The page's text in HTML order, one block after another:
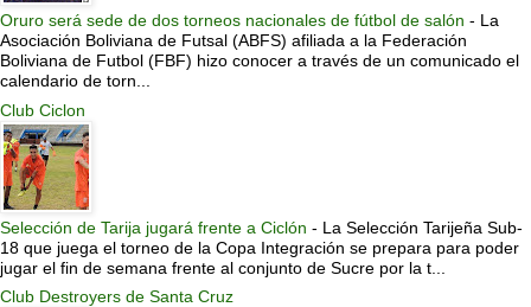
Oruro será sede de dos torneos nacionales de fútbol de salón - La
Asociación Boliviana de Futsal (ABFS) afiliada a la Federación
Boliviana de Futbol (FBF) hizo conocer a través de un comunicado el
calendario de torn...
Club Ciclon
Selección de Tarija jugará frente a Ciclón - La Selección Tarijeña Sub-
18 que juega el torneo de la Copa Integración se prepara para poder
jugar el fin de semana frente al conjunto de Sucre por la t...
Club Destroyers de Santa Cruz